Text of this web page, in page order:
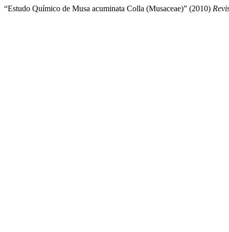
“Estudo Químico de Musa acuminata Colla (Musaceae)” (2010)